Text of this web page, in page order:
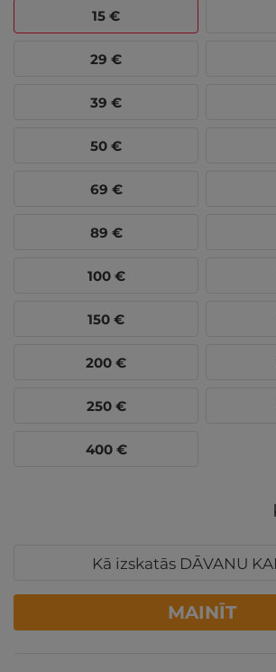
15 €
29 €
39 €
50 €
69 €
89 €
100 €
150 €
200 €
250 €
400 €
Kā izskatās DĀVANU
MAINĪT